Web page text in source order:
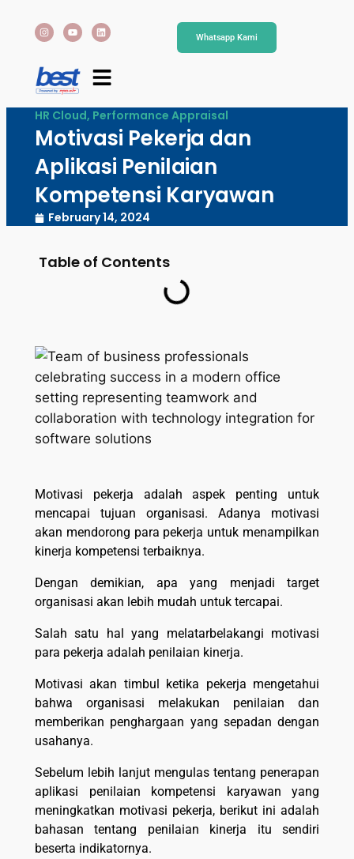
Whatsapp Kami
HR Cloud, Performance Appraisal
Motivasi Pekerja dan
Aplikasi Penilaian
Kompetensi Karyawan
February 14, 2024
Table of Contents
Motivasi pekerja adalah aspek penting untuk
mencapai tujuan organisasi. Adanya motivasi
akan mendorong para pekerja untuk menampilkan
kinerja kompetensi terbaiknya.
Dengan demikian, apa yang menjadi target
organisasi akan lebih mudah untuk tercapai.
Salah satu hal yang melatarbelakangi motivasi
para pekerja adalah penilaian kinerja.
Motivasi akan timbul ketika pekerja mengetahui
bahwa organisasi melakukan penilaian dan
memberikan penghargaan yang sepadan dengan
usahanya.
Sebelum lebih lanjut mengulas tentang penerapan
aplikasi penilaian kompetensi karyawan yang
meningkatkan motivasi pekerja, berikut ini adalah
bahasan tentang penilaian kinerja itu sendiri
beserta indikatornya.